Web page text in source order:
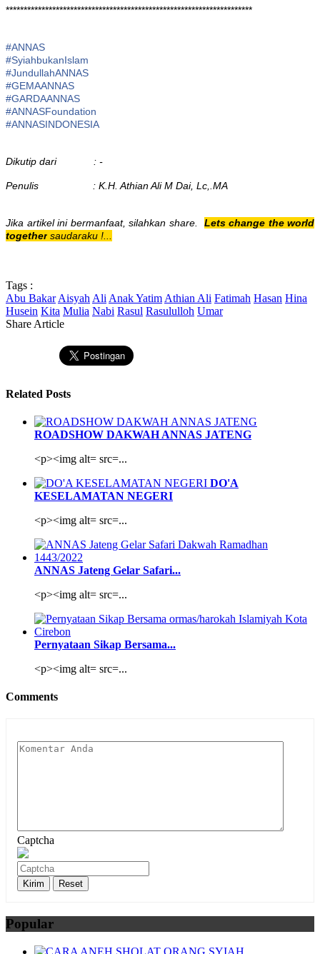
*********************************************************************
#ANNAS
#SyiahbukanIslam
#JundullahANNAS
#GEMAANNAS
#GARDAANNAS
#ANNASFoundation
#ANNASINDONESIA
Dikutip dari : -
Penulis : K.H. Athian Ali M Dai, Lc,.MA
Jika artikel ini bermanfaat, silahkan share. Lets change the world
together saudaraku !...
Tags :
Abu Bakar Aisyah Ali Anak Yatim Athian Ali Fatimah Hasan Hina
Husein Kita Mulia Nabi Rasul Rasululloh Umar
Share Article
Related Posts
ROADSHOW DAKWAH ANNAS JATENG
<p><img alt= src=...
DO'A
KESELAMATAN NEGERI
<p><img alt= src=...
ANNAS Jateng Gelar Safari...
<p><img alt= src=...
Pernyataan Sikap Bersama...
<p><img alt= src=...
Comments
Captcha
Popular